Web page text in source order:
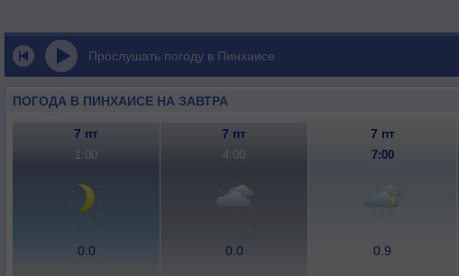
Прослушать погоду в Пинхаисе
ПОГОДА В ПИНХАИСЕ НА ЗАВТРА
7 пт 7 пт 7 пт
1:00 4:00 7:00
0.0 0.0 0.9